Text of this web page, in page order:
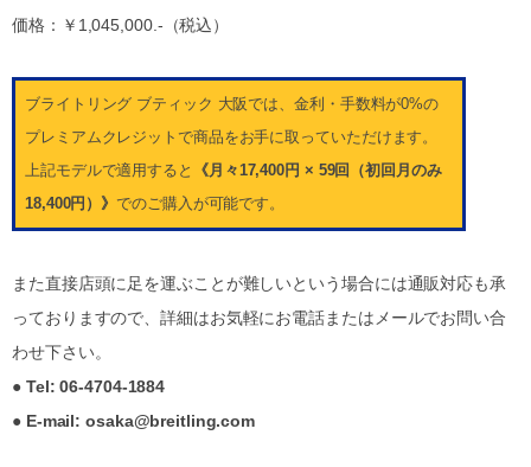
価格：￥1,045,000.-（税込）
ブライトリング ブティック 大阪では、金利・手数料が0%の
プレミアムクレジットで商品をお手に取っていただけます。
上記モデルで適用すると
《月々17,400円 × 59回（初回月のみ
18,400円）》でのご購入が可能です。
また直接店頭に足を運ぶことが難しいという場合には通販対応も承
っておりますので、詳細はお気軽にお電話またはメールでお問い合
わせ下さい。
● Tel: 06-4704-1884
● E-mail: osaka@breitling.com